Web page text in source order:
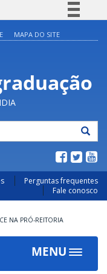
à informação
Legislação
Canais
MAPA DO SITE
Perguntas frequentes
Fale conosco
NA PRÓ-REITORIA
MENU
Toggle